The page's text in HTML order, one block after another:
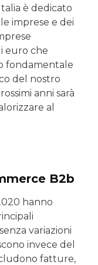
è dedicato
imprese e dei
euro che
fondamentale
del nostro
anni sarà
al
B2b
hanno
variazioni
invece del
fatture,